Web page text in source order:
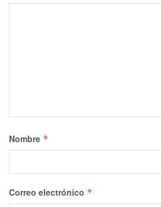
Nombre *
Correo electrónico *